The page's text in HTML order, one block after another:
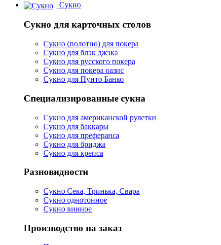
Сукно
Сукно для карточных столов
Сукно (полотно) для покера
Сукно для блэк джэка
Сукно для русского покера
Сукно для покера оазис
Сукно для Пунто Банко
Специализированные сукна
Сукно для американской рулетки
Сукно для баккары
Сукно для преферанса
Сукно для бриджа
Сукно для крепса
Разновидности
Сукно Сека, Тринька, Свара
Сукно однотонное
Сукно винное
Производство на заказ